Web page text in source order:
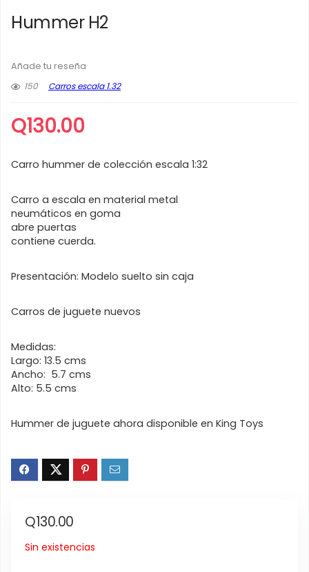
Hummer H2
Añade tu reseña
150
Carros escala 1.32
Q130.00
Carro hummer de colección escala 1:32
Carro a escala en material metal
neumáticos en goma
abre puertas
contiene cuerda.
Presentación: Modelo suelto sin caja
Carros de juguete nuevos
Medidas:
Largo: 13.5 cms
Ancho: 5.7 cms
Alto: 5.5 cms
Hummer de juguete ahora disponible en King Toys
Q130.00
Sin existencias